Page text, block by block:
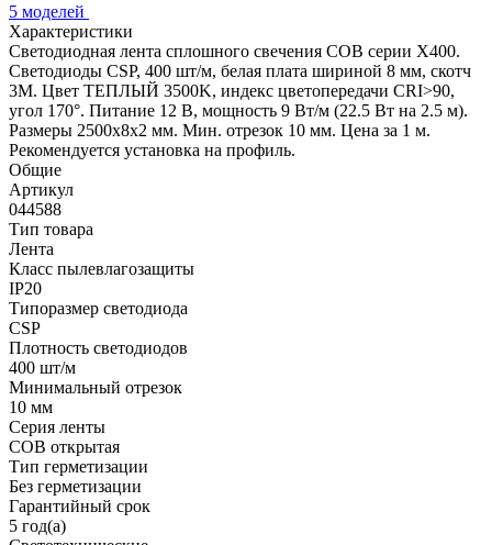
5 моделей
Характеристики
Светодиодная лента сплошного свечения COB серии X400.
Светодиоды CSP, 400 шт/м, белая плата шириной 8 мм, скотч
3M. Цвет ТЕПЛЫЙ 3500K, индекс цветопередачи CRI>90,
угол 170°. Питание 12 В, мощность 9 Вт/м (22.5 Вт на 2.5 м).
Размеры 2500х8х2 мм. Мин. отрезок 10 мм. Цена за 1 м.
Рекомендуется установка на профиль.
Общие
Артикул
044588
Тип товара
Лента
Класс пылевлагозащиты
IP20
Типоразмер светодиода
CSP
Плотность светодиодов
400 шт/м
Минимальный отрезок
10 мм
Серия ленты
COB открытая
Тип герметизации
Без герметизации
Гарантийный срок
5 год(а)